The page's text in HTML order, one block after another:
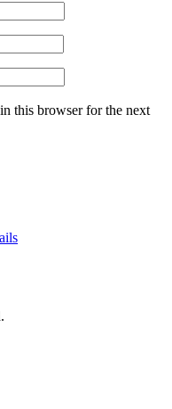
this browser for the next